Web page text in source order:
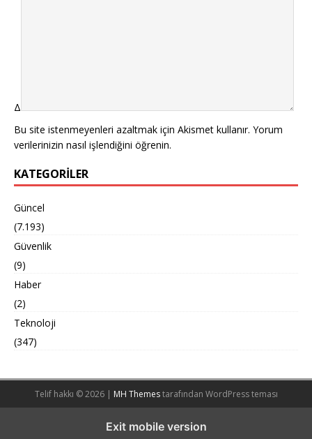
Δ
Bu site istenmeyenleri azaltmak için Akismet kullanır. Yorum
verilerinizin nasıl işlendiğini öğrenin.
KATEGORILER
Güncel
(7.193)
Güvenlik
(9)
Haber
(2)
Teknoloji
(347)
Telif hakkı © 2026 | MH Themestarafından WordPress teması
Exit mobile version